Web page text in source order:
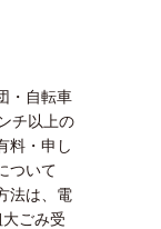
・自転車
チ以上の
料・申し
ついて
法は、電
ごみ受